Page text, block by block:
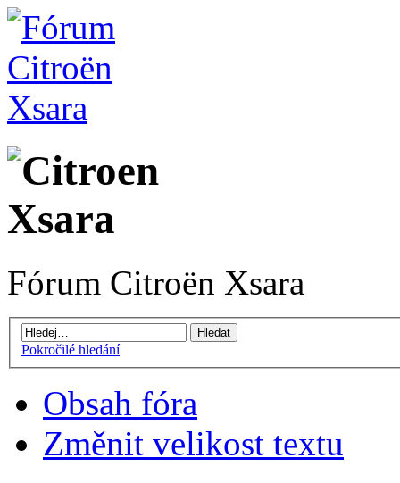
Fórum Citroën Xsara
Pokročilé hledání
Obsah fóra
Změnit velikost textu